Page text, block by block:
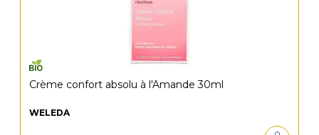
Crème confort absolu à l'Amande 30ml
WELEDA